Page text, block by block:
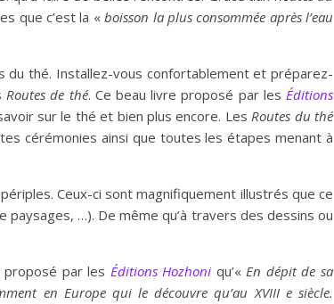
que c’est la «boisson la plus consommée après l’eau
du thé. Installez-vous confortablement et préparez-
Routes de thé. Ce beau livre proposé par lesÉditions
sur le thé et bien plus encore. LesRoutes du thé
cérémonies ainsi que toutes les étapes menant à
Ceux-ci sont magnifiquement illustrés que ce
…). De même qu’à travers des dessins ou
proposé par les Éditions Hozhoni qu’«En dépit de sa
en Europe qui le découvre qu’au XVIII e siècle.